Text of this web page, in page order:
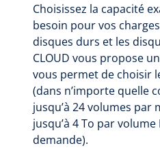
Choisissez la capacité
besoin pour vos
disques durs et les
CLOUD vous propose
vous permet de choisir
(dans n’importe quelle
jusqu’à 24 volumes par
jusqu’à 4 To par
demande).